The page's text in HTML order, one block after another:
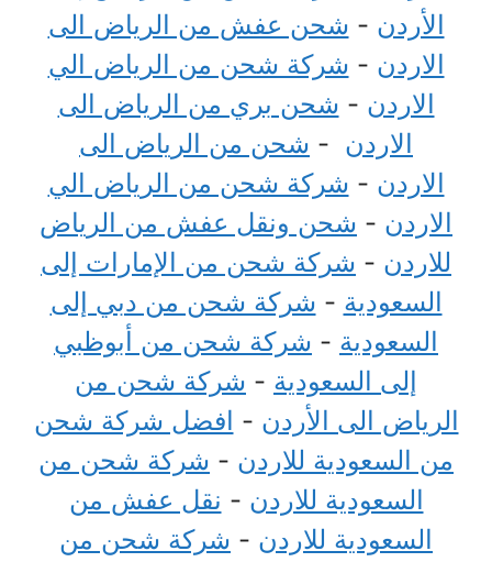
الأردن - شحن عفش من الرياض الى
الاردن - شركة شحن من الرياض الي
الاردن - شحن بري من الرياض الى
الاردن - شحن من الرياض الى
الاردن - شركة شحن من الرياض الي
الاردن - شحن ونقل عفش من الرياض
للاردن - شركة شحن من الإمارات إلى
السعودية - شركة شحن من دبي إلى
السعودية - شركة شحن من أبوظبي
إلى السعودية - شركة شحن من
الرياض الى الأردن - افضل شركة شحن
من السعودية للاردن - شركة شحن من
السعودية للاردن - نقل عفش من
السعودية للاردن - شركة شحن من